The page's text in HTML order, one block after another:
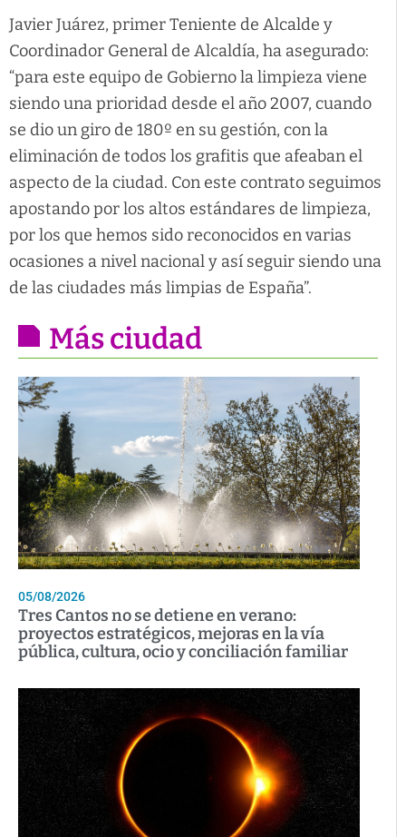
Javier Juárez, primer Teniente de Alcalde y
Coordinador General de Alcaldía, ha asegurado:
“para este equipo de Gobierno la limpieza viene
siendo una prioridad desde el año 2007, cuando
se dio un giro de 180º en su gestión, con la
eliminación de todos los grafitis que afeaban el
aspecto de la ciudad. Con este contrato seguimos
apostando por los altos estándares de limpieza,
por los que hemos sido reconocidos en varias
ocasiones a nivel nacional y así seguir siendo una
de las ciudades más limpias de España”.
Más ciudad
05/08/2026
Tres Cantos no se detiene en verano:
proyectos estratégicos, mejoras en la vía
pública, cultura, ocio y conciliación familiar